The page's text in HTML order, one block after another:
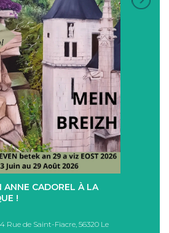
+
ANNE CADOREL À LA
!
Rue de Saint-Fiacre, 56320 Le